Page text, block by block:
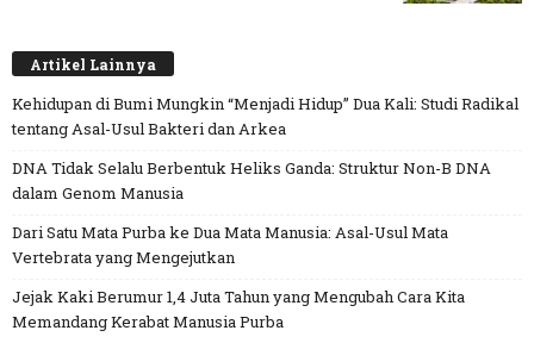
Artikel Lainnya
Kehidupan di Bumi Mungkin “Menjadi Hidup” Dua Kali: Studi Radikal
tentang Asal-Usul Bakteri dan Arkea
DNA Tidak Selalu Berbentuk Heliks Ganda: Struktur Non-B DNA
dalam Genom Manusia
Dari Satu Mata Purba ke Dua Mata Manusia: Asal-Usul Mata
Vertebrata yang Mengejutkan
Jejak Kaki Berumur 1,4 Juta Tahun yang Mengubah Cara Kita
Memandang Kerabat Manusia Purba